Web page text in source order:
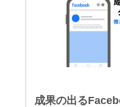
成果の出る